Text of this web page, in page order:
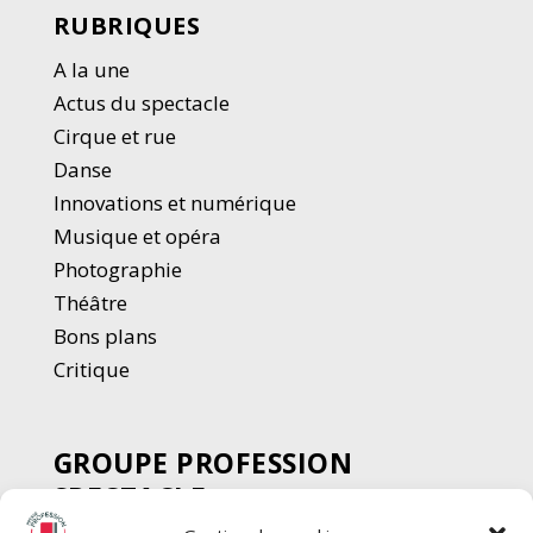
RUBRIQUES
A la une
Actus du spectacle
Cirque et rue
Danse
Innovations et numérique
Musique et opéra
Photographie
Théâtre
Bons plans
Critique
GROUPE PROFESSION
SPECTACLE